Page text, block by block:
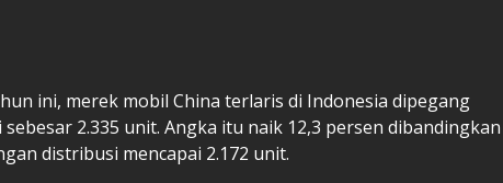
ini, merek mobil China terlaris di Indonesia dipegang
2.335 unit. Angka itu naik 12,3 persen dibandingkan
distribusi mencapai 2.172 unit.